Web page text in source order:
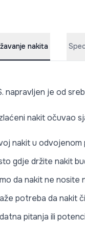
nakita
napravljen je od
nakit očuvao
nakit u odvojenom
gdje držite nakit
da nakit ne nosite
potreba da nakit
pitanja ili